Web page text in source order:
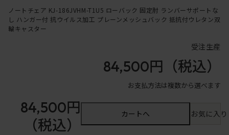
ノートチェア KJ-186JVHM-T1U5 ローバック 固定肘 ランバーサポートな
し ハンガー付 抗ウイルス加工 プレーンメッシュバック 抵抗付ウレタン双
輪キャスター
受注生産
84,500円 （税込）
お支払方法は複数から選べます
84,500円
（税込）
カートへ お気に入